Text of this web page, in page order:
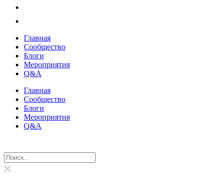
Главная
Сообщество
Блоги
Мероприятия
Q&A
Главная
Сообщество
Блоги
Мероприятия
Q&A